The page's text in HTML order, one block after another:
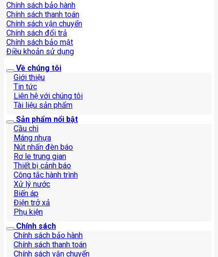
Chính sách bảo hành
Chính sách thanh toán
Chính sách vận chuyển
Chính sách đổi trả
Chính sách bảo mật
Điều khoản sử dụng
Về chúng tôi
Giới thiệu
Tin tức
Liên hệ với chúng tôi
Tài liệu sản phẩm
Sản phẩm nổi bật
Cầu chì
Máng nhựa
Nút nhấn đèn báo
Rơ le trung gian
Thiết bị cảnh báo
Công tắc hành trình
Xử lý nước
Biến áp
Điện trở xả
Phụ kiện
Chính sách
Chính sách bảo hành
Chính sách thanh toán
Chính sách vận chuyển